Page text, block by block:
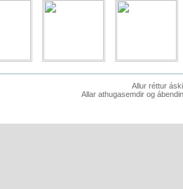
Allur réttur
Allar athugasemdir og